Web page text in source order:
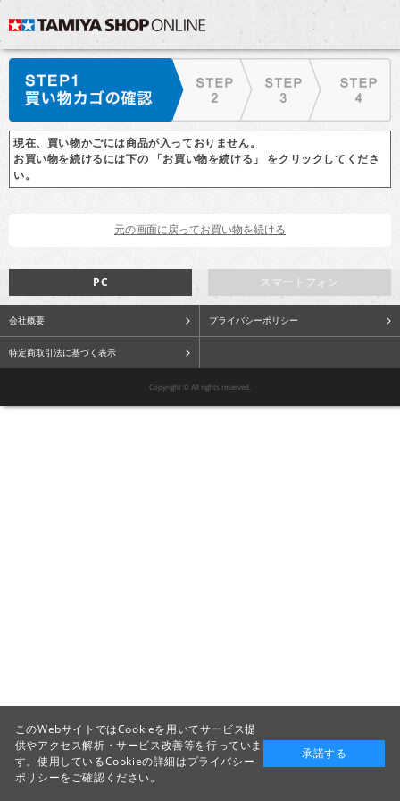
現在、買い物かごには商品が入っておりません。
お買い物を続けるには下の 「お買い物を続ける」 をクリックしてくださ
い。
スマートフォン
PC
会社概要 プライバシーポリシー
特定商取引法に基づく表示
Copyright © All rights reserved.
このWebサイトではCookieを用いてサービス提
供やアクセス解析・サービス改善等を行っていま
す。使用しているCookieの詳細はプライバシー
ポリシーをご確認ください。
承諾する